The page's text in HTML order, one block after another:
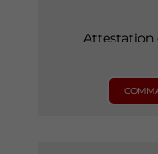
Attestation